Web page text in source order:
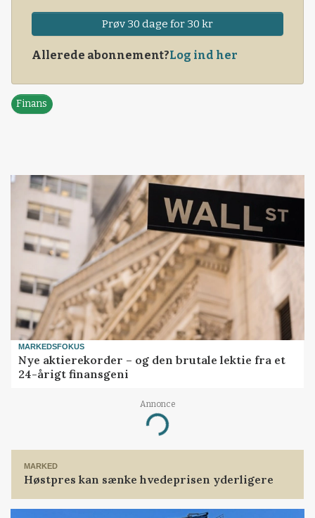
Prøv 30 dage for 30 kr
Allerede abonnement?Log ind her
Finans
MARKEDSFOKUS
Nye aktierekorder – og den brutale lektie fra et
24-årigt finansgeni
Annonce
Loading...
MARKED
Høstpres kan sænke hvedeprisen yderligere